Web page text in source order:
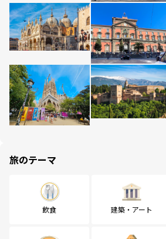
旅のテーマ
飲食 建築・アート